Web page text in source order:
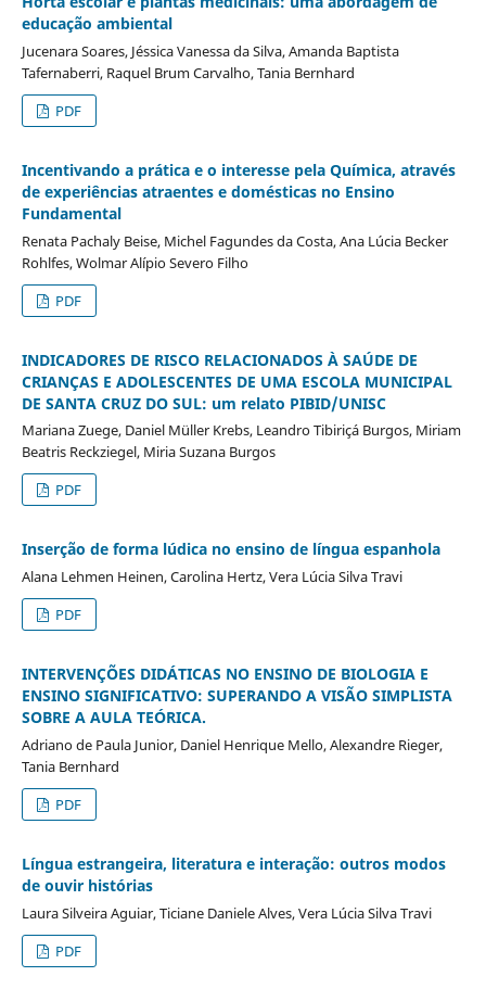
educação ambiental
Jucenara Soares, Jéssica Vanessa da Silva, Amanda Baptista
Tafernaberri, Raquel Brum Carvalho, Tania Bernhard
PDF
Incentivando a prática e o interesse pela Química, através
de experiências atraentes e domésticas no Ensino
Fundamental
Renata Pachaly Beise, Michel Fagundes da Costa, Ana Lúcia Becker
Rohlfes, Wolmar Alípio Severo Filho
PDF
INDICADORES DE RISCO RELACIONADOS À SAÚDE DE
CRIANÇAS E ADOLESCENTES DE UMA ESCOLA MUNICIPAL
DE SANTA CRUZ DO SUL: um relato PIBID/UNISC
Mariana Zuege, Daniel Müller Krebs, Leandro Tibiriçá Burgos, Miriam
Beatris Reckziegel, Miria Suzana Burgos
PDF
Inserção de forma lúdica no ensino de língua espanhola
Alana Lehmen Heinen, Carolina Hertz, Vera Lúcia Silva Travi
PDF
INTERVENÇÕES DIDÁTICAS NO ENSINO DE BIOLOGIA E
ENSINO SIGNIFICATIVO: SUPERANDO A VISÃO SIMPLISTA
SOBRE A AULA TEÓRICA.
Adriano de Paula Junior, Daniel Henrique Mello, Alexandre Rieger,
Tania Bernhard
PDF
Língua estrangeira, literatura e interação: outros modos
de ouvir histórias
Laura Silveira Aguiar, Ticiane Daniele Alves, Vera Lúcia Silva Travi
PDF